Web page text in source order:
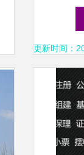
图片
更新时间：